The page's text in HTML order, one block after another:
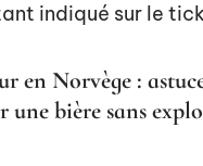
indiqué sur le
en Norvège :
une bière sans